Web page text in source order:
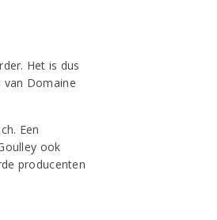
Het is dus
van Domaine
Een
ook
producenten